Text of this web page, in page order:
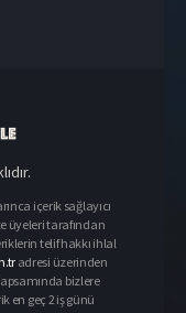
içerik sağlayıcı
üyeleri tarafından
telif hakkı ihlal
adresi üzerinden
bizlere
en geç 2 iş günü